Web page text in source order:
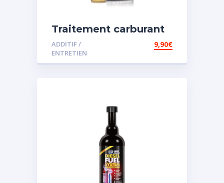
Traitement carburant
spécial essence
ADDITIF /
ENTRETIEN
9,90€